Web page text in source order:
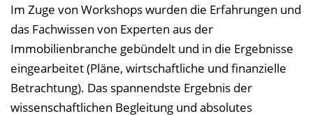
Im Zuge von Workshops wurden die Erfahrungen und
das Fachwissen von Experten aus der
Immobilienbranche gebündelt und in die Ergebnisse
eingearbeitet (Pläne, wirtschaftliche und finanzielle
Betrachtung). Das spannendste Ergebnis der
wissenschaftlichen Begleitung und absolutes